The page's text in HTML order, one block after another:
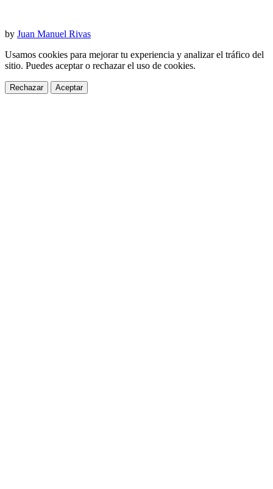
by Juan Manuel Rivas
Usamos cookies para mejorar tu experiencia y analizar el tráfico del
sitio. Puedes aceptar o rechazar el uso de cookies.
Rechazar Aceptar